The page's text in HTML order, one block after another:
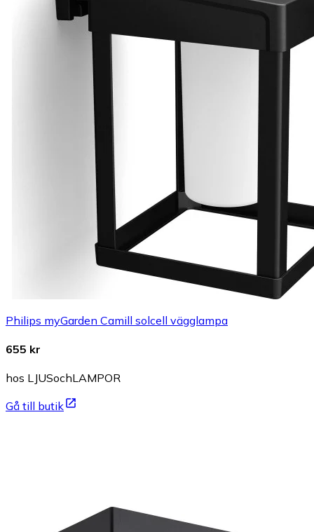
Philips myGarden Camill solcell vägglampa
655 kr
hos LJUSochLAMPOR
Gå till butik